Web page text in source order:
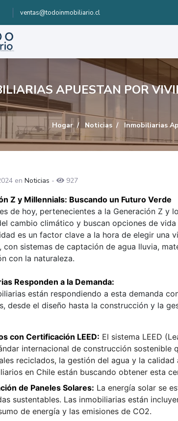
ventas@todoinmobiliario.cl
APUESTAN POR
Hogar Noticias Inmobiliarias
en Noticias - 927
Z y Millennials: Buscando un Futuro Verde
de hoy, pertenecientes a la Generación Z y
cambio climático y buscan opciones de
es un factor clave a la hora de elegir una
con sistemas de captación de agua lluvia,
con la naturaleza.
Responden a la Demanda:
están respondiendo a esta demanda
desde el diseño hasta la construcción y la
con Certificación LEED: El sistema LEED
internacional de construcción sostenible
reciclados, la gestión del agua y la
en Chile están buscando obtener esta
de Paneles Solares: La energía solar se
sustentables. Las inmobiliarias están
de energía y las emisiones de CO2.